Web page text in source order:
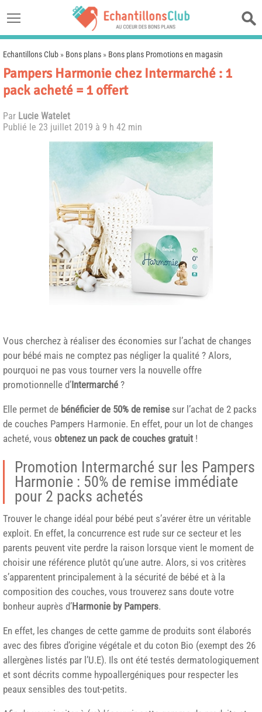
Echantillons Club » Bons plans » Bons plans Promotions en magasin
Pampers Harmonie chez Intermarché : 1
pack acheté = 1 offert
Par Lucie Watelet
Publié le 23 juillet 2019 à 9 h 42 min
Vous cherchez à réaliser des économies sur l’achat de changes
pour bébé mais ne comptez pas négliger la qualité ? Alors,
pourquoi ne pas vous tourner vers la nouvelle offre
promotionnelle d’Intermarché ?
Elle permet de bénéficier de 50% de remise sur l’achat de 2 packs
de couches Pampers Harmonie. En effet, pour un lot de changes
acheté, vous obtenez un pack de couches gratuit !
Promotion Intermarché sur les Pampers
Harmonie : 50% de remise immédiate
pour 2 packs achetés
Trouver le change idéal pour bébé peut s’avérer être un véritable
exploit. En effet, la concurrence est rude sur ce secteur et les
parents peuvent vite perdre la raison lorsque vient le moment de
choisir une référence plutôt qu’une autre. Alors, si vos critères
s’apparentent principalement à la sécurité de bébé et à la
composition des couches, vous trouverez sans doute votre
bonheur auprès d’Harmonie by Pampers.
En effet, les changes de cette gamme de produits sont élaborés
avec des fibres d’origine végétale et du coton Bio (exempt des 26
allergènes listés par l’U.E). Ils ont été testés dermatologiquement
et sont décrits comme hypoallergéniques pour respecter les
peaux sensibles des tout-petits.